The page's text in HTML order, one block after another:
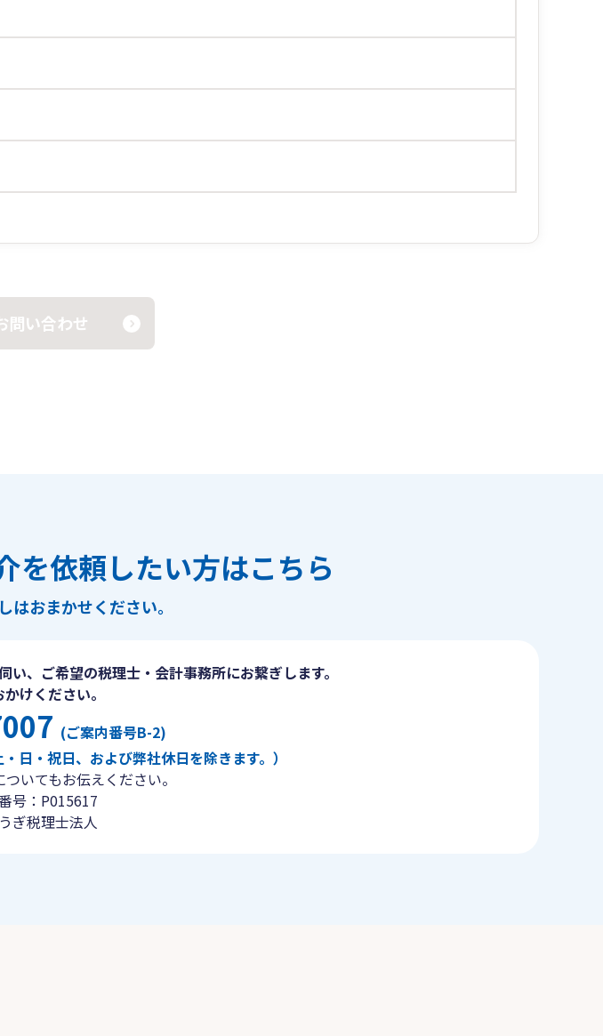
問い合わせ
を依頼したい方はこちら
はおまかせください。
、ご希望の税理士・会計事務所にお繋ぎします。
けください。
(ご案内番号B-2)
日・祝日、および弊社休日を除きます。）
いてもお伝えください。
号：P015617
ぎ税理士法人